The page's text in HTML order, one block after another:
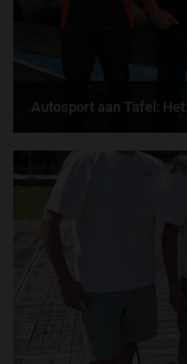
Autosport aan Tafel: